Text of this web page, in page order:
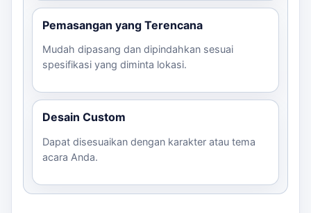
Pemasangan yang Terencana
Mudah dipasang dan dipindahkan sesuai
spesifikasi yang diminta lokasi.
Desain Custom
Dapat disesuaikan dengan karakter atau tema
acara Anda.